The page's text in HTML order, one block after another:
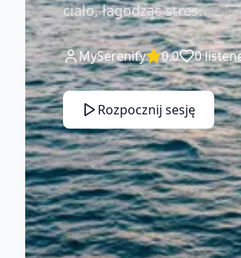
ciało, łagodząc stres.
MySerenify 0.0 0
Rozpocznij sesję